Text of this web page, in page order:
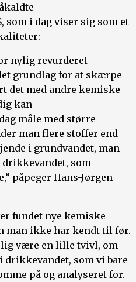
som i dag viser sig som et
nylig revurderet
grundlag for at skærpe
det med andre kemiske
kan
måle med større
man flere stoffer end
i grundvandet, man
som
påpeger Hans-Jørgen
fundet nye kemiske
man ikke har kendt til før.
være en lille tvivl, om
drikkevandet, som vi bare
på og analyseret for.